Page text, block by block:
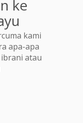
ke
kami
apa-apa
atau